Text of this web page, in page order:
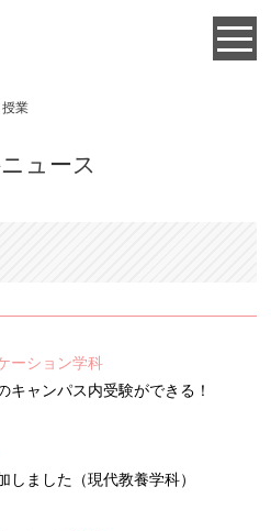
授業
ュース
ーション学科
キャンパス内受験ができる！
しました（現代教養学科）